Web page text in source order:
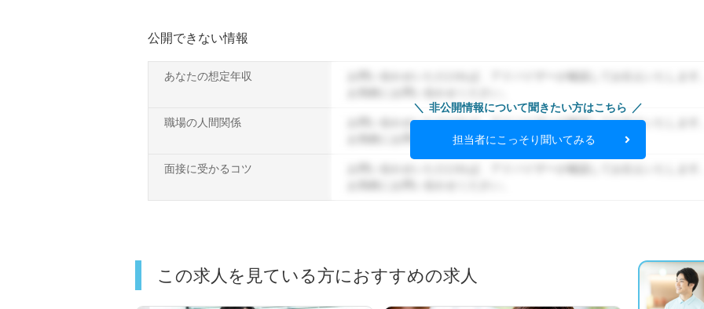
公開できない情報
あなたの想定年収
職場の人間関係
お問い合わせいただければ、アドバイザーが確認してお伝えいたします
お気軽にお問い合わせください。
面接に受かるコツ
非公開情報について聞きたい方はこちら
担当者にこっそり聞いてみる
この求人を見ている方におすすめの求人